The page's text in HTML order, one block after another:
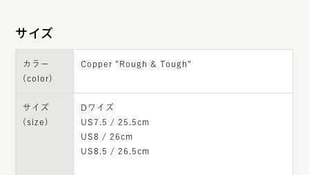
サイズ
カラー
(color)
Copper "Rough & Tough"
サイズ
(size)
Dワイズ
US7.5 / 25.5cm
US8 / 26cm
US8.5 / 26.5cm